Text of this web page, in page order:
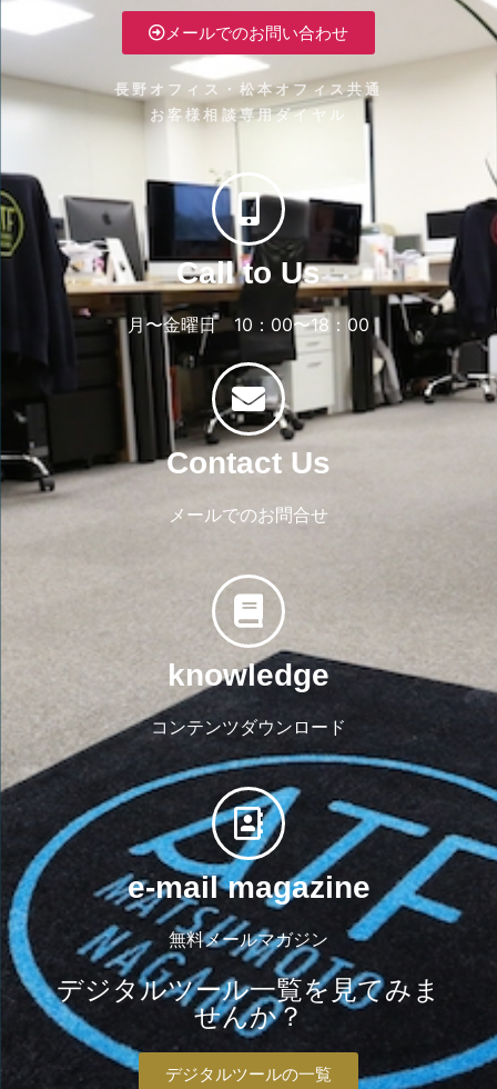
メールでのお問い合わせ
長野オフィス・松本オフィス共通
お客様相談専用ダイヤル
Call to Us
月〜金曜日 10：00〜18：00
Contact Us
メールでのお問合せ
knowledge
コンテンツダウンロード
e-mail magazine
無料メールマガジン
デジタルツール一覧を見てみま
せんか？
デジタルツールの一覧